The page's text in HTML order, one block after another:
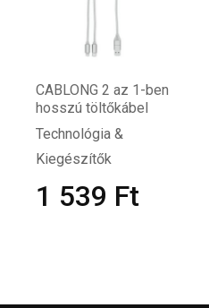
CABLONG 2 az 1-ben
hosszú töltőkábel
Technológia &
Kiegészítők
1 539 Ft